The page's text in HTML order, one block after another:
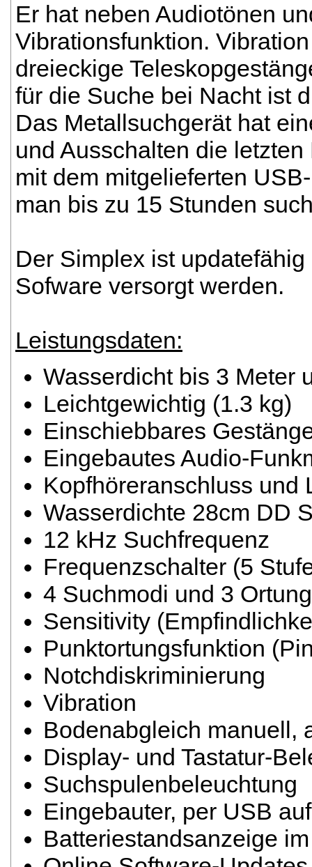
Er hat neben Audiotönen
Vibrationsfunktion.
dreieckige
für die Suche bei Nacht ist
Das Metallsuchgerät hat
und Ausschalten die
mit dem mitgelieferten
man bis zu 15 Stunden
Der Simplex ist
Sofware versorgt werden.
Leistungsdaten:
Wasserdicht bis 3 Meter
Leichtgewichtig (1.3 kg)
Einschiebbares
Eingebautes Audio-
Kopfhöreranschluss und
Wasserdichte 28cm DD
12 kHz Suchfrequenz
Frequenzschalter (5
4 Suchmodi und 3
Sensitivity
Punktortungsfunktion
Notchdiskriminierung
Vibration
Bodenabgleich manuell,
Display- und Tastatur-
Suchspulenbeleuchtung
Eingebauter, per USB
Batteriestandsanzeige